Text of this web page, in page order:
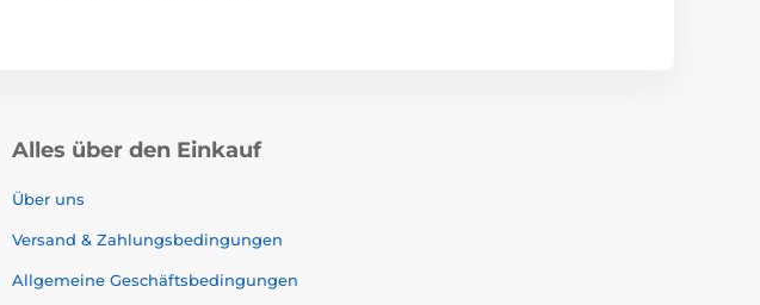
Alles über den Einkauf
Über uns
Versand & Zahlungsbedingungen
Allgemeine Geschäftsbedingungen